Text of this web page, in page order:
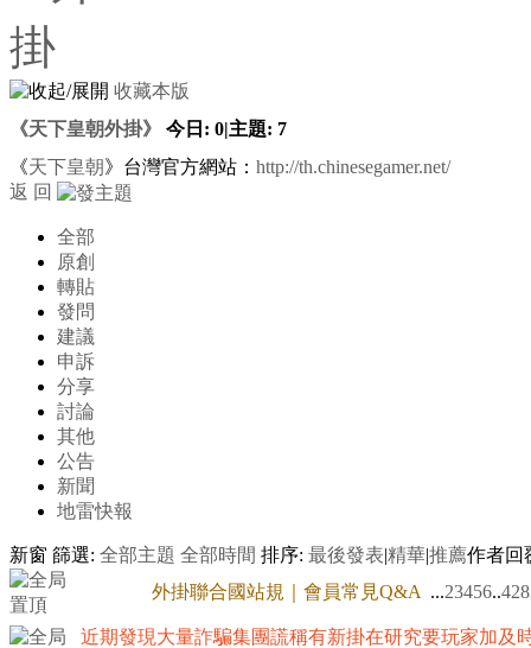
收藏本版
《天下皇朝外掛》
今日: 0|主題: 7
《天下皇朝》台灣官方網站： http://th.chinesegamer.net/
返 回
全部
原創
轉貼
發問
建議
申訴
分享
討論
其他
公告
新聞
地雷快報
新窗 篩選: 全部主題 全部時間 排序: 最後發表|精華|推薦作者回
外掛聯合國站規｜會員常見Q&A ...23456..
近期發現大量詐騙集團謊稱有新掛在研究要玩家加及